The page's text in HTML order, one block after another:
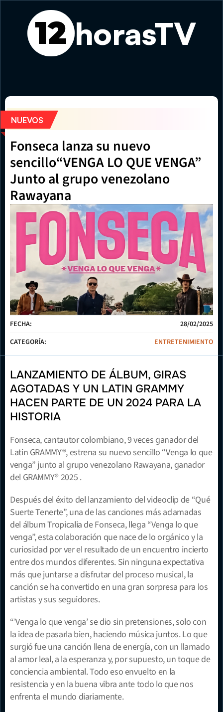
12 horasTV
El eclipse total de Sol despierta expectativa mundial a
NUEVOS
Fonseca lanza su nuevo
sencillo“VENGA LO QUE VENGA”
Junto al grupo venezolano
Rawayana
FECHA:
28/02/2025
CATEGORÍA:
ENTRETENIMIENTO
LANZAMIENTO DE ÁLBUM, GIRAS
AGOTADAS Y UN LATIN GRAMMY
HACEN PARTE DE UN 2024 PARA LA
HISTORIA
Fonseca, cantautor colombiano, 9 veces ganador del
Latin GRAMMY®, estrena su nuevo sencillo “Venga lo que
venga” junto al grupo venezolano Rawayana, ganador
del GRAMMY® 2025 .
Después del éxito del lanzamiento del videoclip de “Qué
Suerte Tenerte”, una de las canciones más aclamadas
del álbum Tropicalia de Fonseca, llega “Venga lo que
venga”, esta colaboración que nace de lo orgánico y la
curiosidad por ver el resultado de un encuentro incierto
entre dos mundos diferentes. Sin ninguna expectativa
más que juntarse a disfrutar del proceso musical, la
canción se ha convertido en una gran sorpresa para los
artistas y sus seguidores.
“'Venga lo que venga’ se dio sin pretensiones, solo con
la idea de pasarla bien, haciendo música juntos. Lo que
surgió fue una canción llena de energía, con un llamado
al amor leal, a la esperanza y, por supuesto, un toque de
conciencia ambiental. Todo eso envuelto en la
resistencia y en la buena vibra ante todo lo que nos
enfrenta el mundo diariamente.